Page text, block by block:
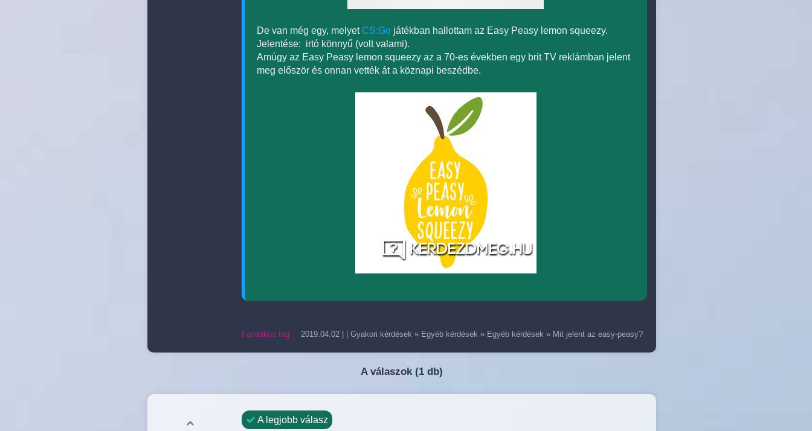
De van még egy, melyetCS:Gojátékban hallottam az Easy Peasy lemon squeezy.
Jelentése: irtó könnyű (volt valami).
Amúgy az Easy Peasy lemon squeezy az a 70-es években egy brit TV reklámban jelent
meg először és onnan vették át a köznapi beszédbe.
Fanatikus tag 2019.04.02 Gyakori kérdések » Egyéb kérdések » Egyéb kérdések » Mit jelent az easy-peasy?
A válaszok (1 db)
A legjobb válasz